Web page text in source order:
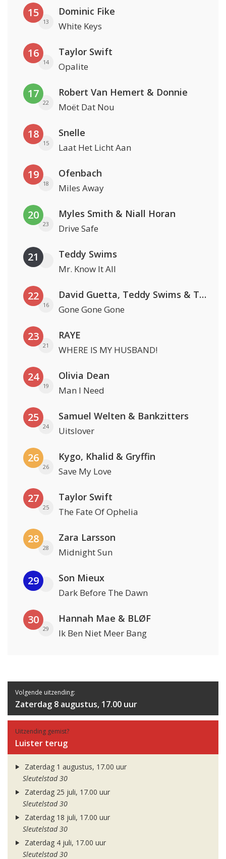
15
13
Dominic Fike
White Keys
16
14
Taylor Swift
Opalite
17
22
Robert Van Hemert & Donnie
Moët Dat Nou
18
15
Snelle
Laat Het Licht Aan
19
18
Ofenbach
Miles Away
20
23
Myles Smith & Niall Horan
Drive Safe
21 Teddy Swims
Mr. Know It All
22
16
David Guetta, Teddy Swims & Tones And I
Gone Gone Gone
23
21
RAYE
WHERE IS MY HUSBAND!
24
19
Olivia Dean
Man I Need
25
24
Samuel Welten & Bankzitters
Uitslover
26
26
Kygo, Khalid & Gryffin
Save My Love
27
25
Taylor Swift
The Fate Of Ophelia
28
28
Zara Larsson
Midnight Sun
29 Son Mieux
Dark Before The Dawn
30
29
Hannah Mae & BLØF
Ik Ben Niet Meer Bang
Volgende uitzending:
Zaterdag 8 augustus, 17.00 uur
Uitzending gemist?
Luister terug
Zaterdag 1 augustus, 17.00 uur
Sleutelstad 30
Zaterdag 25 juli, 17.00 uur
Sleutelstad 30
Zaterdag 18 juli, 17.00 uur
Sleutelstad 30
Zaterdag 4 juli, 17.00 uur
Sleutelstad 30